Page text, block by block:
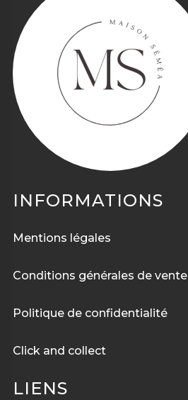
INFORMATIONS
Mentions légales
Conditions générales de vente
Politique de confidentialité
Click and collect
LIENS